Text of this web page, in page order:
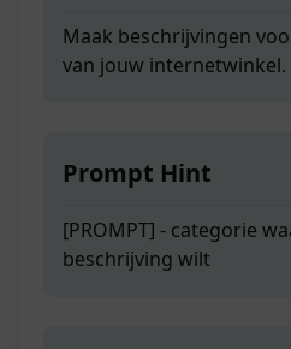
Maak beschrijvingen
van jouw internetwinkel.
Prompt Hint
[PROMPT] - categorie
beschrijving wilt